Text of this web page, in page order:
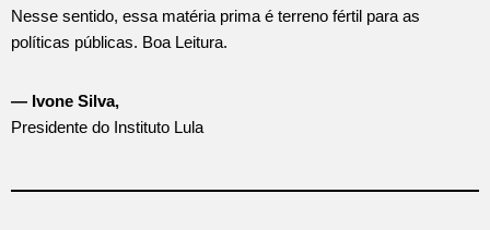
Nesse sentido, essa matéria prima é terreno fértil para as
políticas públicas. Boa Leitura.
— Ivone Silva,
Presidente do Instituto Lula